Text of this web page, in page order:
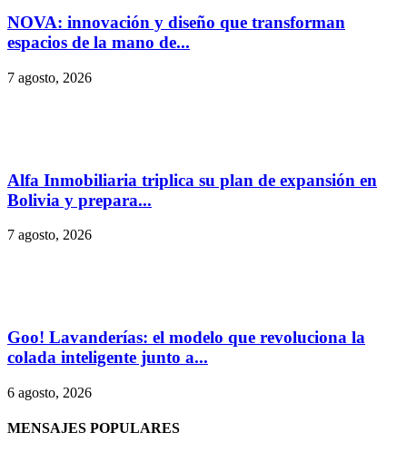
NOVA: innovación y diseño que transforman
espacios de la mano de...
7 agosto, 2026
Alfa Inmobiliaria triplica su plan de expansión en
Bolivia y prepara...
7 agosto, 2026
Goo! Lavanderías: el modelo que revoluciona la
colada inteligente junto a...
6 agosto, 2026
MENSAJES POPULARES